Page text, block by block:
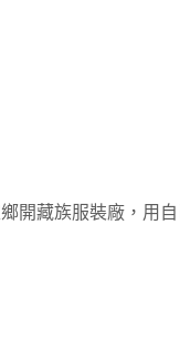
開藏族服裝廠，用